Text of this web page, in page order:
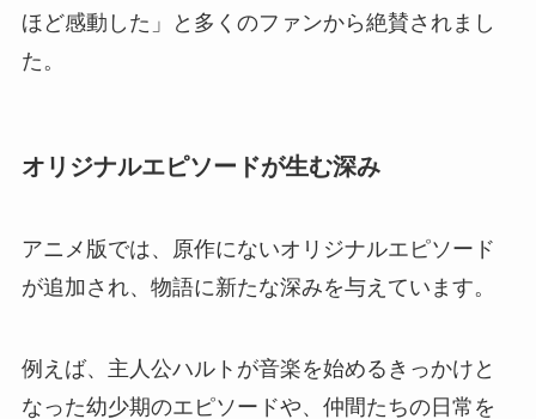
ほど感動した」と多くのファンから絶賛されまし
た。
オリジナルエピソードが生む深み
アニメ版では、原作にないオリジナルエピソード
が追加され、物語に新たな深みを与えています。
例えば、主人公ハルトが音楽を始めるきっかけと
なった幼少期のエピソードや、仲間たちの日常を